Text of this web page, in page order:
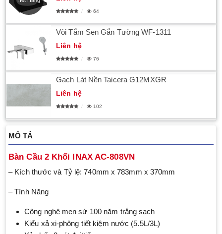
64
Vòi Tắm Sen Gắn Tường WF-1311
Liên hệ
76
Gạch Lát Nền Taicera G12MXGR
Liên hệ
102
MÔ TẢ
Bàn Cầu 2 Khối INAX AC-808VN
– Kích thước và Tỷ lệ: 740mm x 783mm x 370mm
– Tính Năng
Công nghệ men sứ 100 năm trắng sạch
Kiểu xả xi-phông tiết kiệm nước (5.5L/3L)